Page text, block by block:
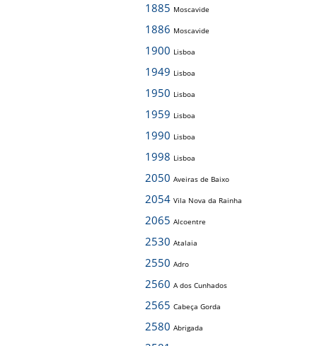
1885 Moscavide
1886 Moscavide
1900 Lisboa
1949 Lisboa
1950 Lisboa
1959 Lisboa
1990 Lisboa
1998 Lisboa
2050 Aveiras de Baixo
2054 Vila Nova da Rainha
2065 Alcoentre
2530 Atalaia
2550 Adro
2560 A dos Cunhados
2565 Cabeça Gorda
2580 Abrigada